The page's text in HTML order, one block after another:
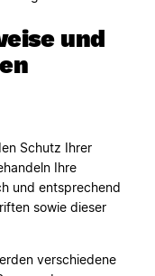
und
Schutz Ihrer
Ihre
und entsprechend
sowie dieser
verschiedene